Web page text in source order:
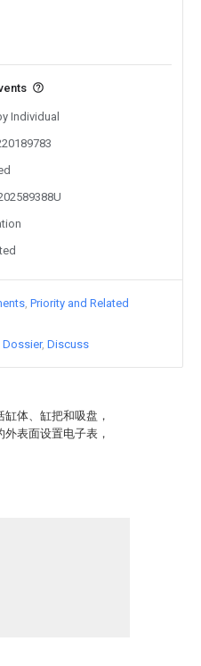
体、缸把和吸盘，
表面设置电子表，
Individual
Priority and Related
Dossier Discuss